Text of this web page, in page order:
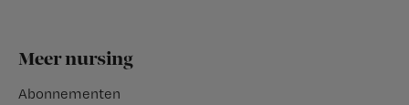
Footer
Meer nursing
Abonnementen